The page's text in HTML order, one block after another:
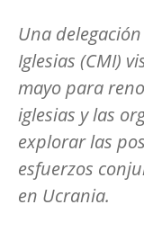
Una
Iglesias (CMI)
mayo para
iglesias y las
explorar las
esfuerzos
en Ucrania.